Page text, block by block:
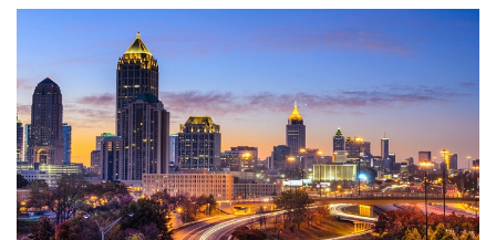
Qidirish
Kirish